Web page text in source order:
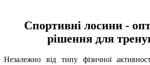
Спортивні лосини -
рішення для
Незалежно від типу фізичної